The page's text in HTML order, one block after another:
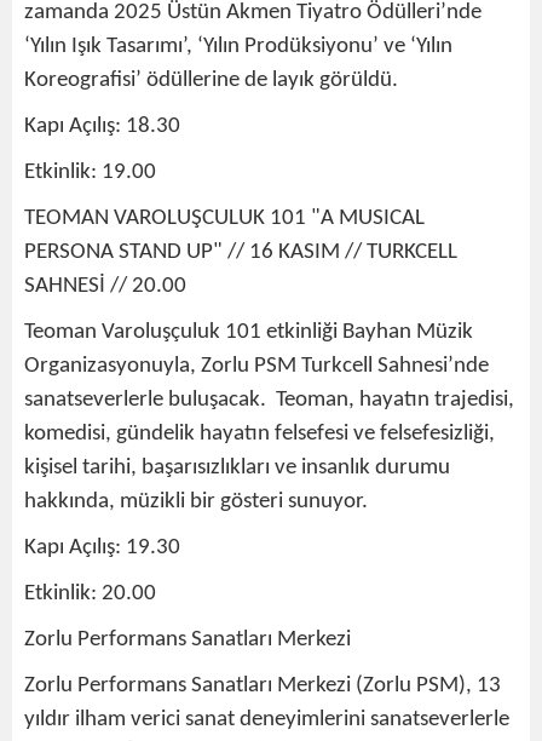
zamanda 2025 Üstün Akmen Tiyatro Ödülleri’nde
‘Yılın Işık Tasarımı’, ‘Yılın Prodüksiyonu’ ve ‘Yılın
Koreografisi’ ödüllerine de layık görüldü.
Kapı Açılış: 18.30
Etkinlik: 19.00
TEOMAN VAROLUŞCULUK 101 "A MUSICAL
PERSONA STAND UP" // 16 KASIM // TURKCELL
SAHNESİ // 20.00
Teoman Varoluşçuluk 101 etkinliği Bayhan Müzik
Organizasyonuyla, Zorlu PSM Turkcell Sahnesi’nde
sanatseverlerle buluşacak. Teoman, hayatın trajedisi,
komedisi, gündelik hayatın felsefesi ve felsefesizliği,
kişisel tarihi, başarısızlıkları ve insanlık durumu
hakkında, müzikli bir gösteri sunuyor.
Kapı Açılış: 19.30
Etkinlik: 20.00
Zorlu Performans Sanatları Merkezi
Zorlu Performans Sanatları Merkezi (Zorlu PSM), 13
yıldır ilham verici sanat deneyimlerini sanatseverlerle